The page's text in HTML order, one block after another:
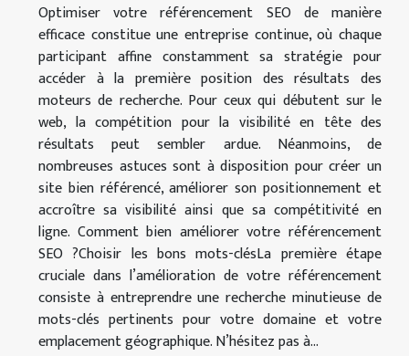
Optimiser votre référencement SEO de manière
efficace constitue une entreprise continue, où chaque
participant affine constamment sa stratégie pour
accéder à la première position des résultats des
moteurs de recherche. Pour ceux qui débutent sur le
web, la compétition pour la visibilité en tête des
résultats peut sembler ardue. Néanmoins, de
nombreuses astuces sont à disposition pour créer un
site bien référencé, améliorer son positionnement et
accroître sa visibilité ainsi que sa compétitivité en
ligne. Comment bien améliorer votre référencement
SEO ?Choisir les bons mots-clésLa première étape
cruciale dans l’amélioration de votre référencement
consiste à entreprendre une recherche minutieuse de
mots-clés pertinents pour votre domaine et votre
emplacement géographique. N’hésitez pas à...